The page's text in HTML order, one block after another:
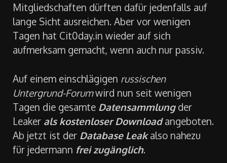
Mitgliedschaften dürften dafür jedenfalls auf
lange Sicht ausreichen. Aber vor wenigen
Tagen hat Cit0day.in wieder auf sich
aufmerksam gemacht, wenn auch nur passiv.
Auf einem einschlägigen russischen
Untergrund-Forumwird nun seit wenigen
Tagen die gesamte Datensammlungder
Leaker als kostenloser Downloadangeboten.
Ab jetzt ist der Database Leakalso nahezu
für jedermann frei zugänglich.